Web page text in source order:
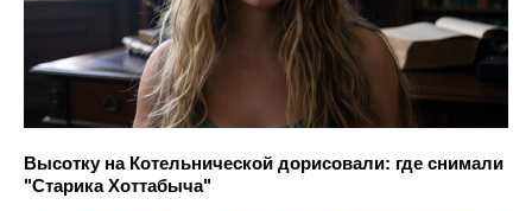
Высотку на Котельнической дорисовали: где снимали
"Старика Хоттабыча"